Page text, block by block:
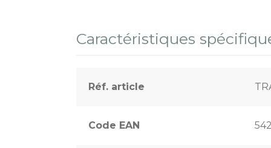
Caractéristiques
Réf. article
Code EAN